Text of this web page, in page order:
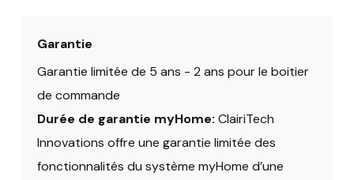
Garantie
Garantie limitée de 5 ans - 2 ans pour le boitier
de commande
Durée de garantie myHome: ClairiTech
Innovations offre une garantie limitée des
fonctionnalités du système myHome d’une